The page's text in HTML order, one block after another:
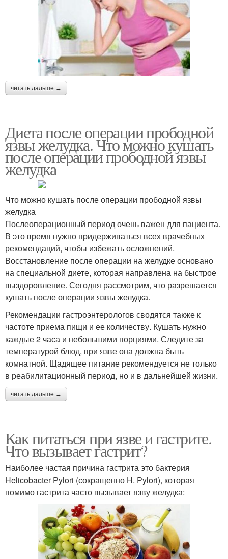
читать дальше →
Диета после операции прободной
язвы желудка. Что можно кушать
после операции прободной язвы
желудка
Что можно кушать после операции прободной язвы
желудка
Послеоперационный период очень важен для пациента.
В это время нужно придерживаться всех врачебных
рекомендаций, чтобы избежать осложнений.
Восстановление после операции на желудке основано
на специальной диете, которая направлена на быстрое
выздоровление. Сегодня рассмотрим, что разрешается
кушать после операции язвы желудка.
Рекомендации гастроэнтерологов сводятся также к
частоте приема пищи и ее количеству. Кушать нужно
каждые 2 часа и небольшими порциями. Следите за
температурой блюд, при язве она должна быть
комнатной. Щадящее питание рекомендуется не только
в реабилитационный период, но и в дальнейшей жизни.
читать дальше →
Как питаться при язве и гастрите.
Что вызывает гастрит?
Наиболее частая причина гастрита это бактерия
Helicobacter Pylori (сокращенно H. Pylori), которая
помимо гастрита часто вызывает язву желудка: